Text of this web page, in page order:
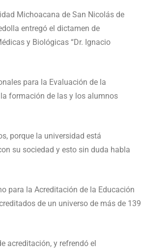
Michoacana de San Nicolás de
entregó el dictamen de
y Biológicas “Dr. Ignacio
para la Evaluación de la
formación de las y los alumnos
porque la universidad está
su sociedad y esto sin duda habla
para la Acreditación de la Educación
de un universo de más de 139
acreditación, y refrendó el